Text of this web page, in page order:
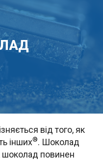
від того, як
інших®. Шоколад
повинен